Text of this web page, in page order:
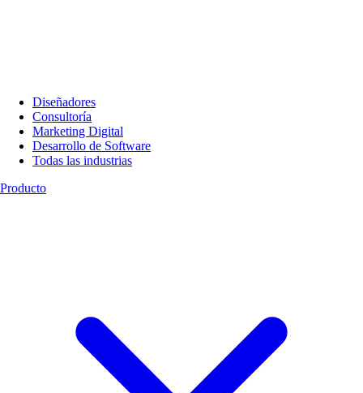
Diseñadores
Consultoría
Marketing Digital
Desarrollo de Software
Todas las industrias
Producto